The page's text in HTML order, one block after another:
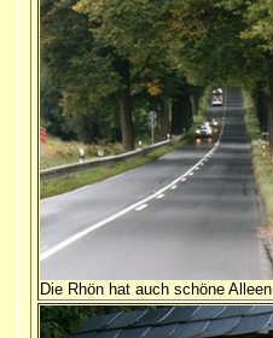
Die Rhön hat auch schöne Alleen